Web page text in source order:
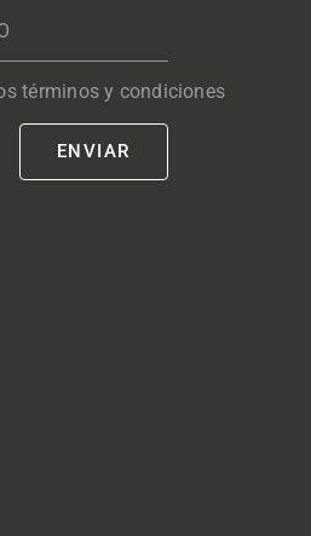
términos y condiciones